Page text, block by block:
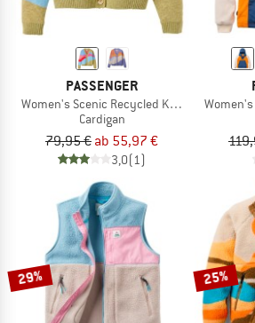
PASSENGER
Women's Scenic Recycled Knitted Cardigan
Cardigan
79,95 € ab 55,97 €
3,0(1)
29% 25%